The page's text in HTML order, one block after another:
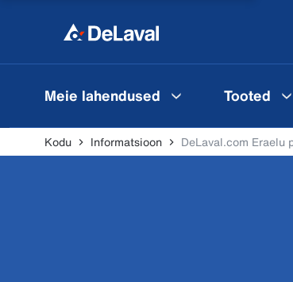
Meie lahendused Tooted
Kodu Informatsioon DeLaval.com Eraelu